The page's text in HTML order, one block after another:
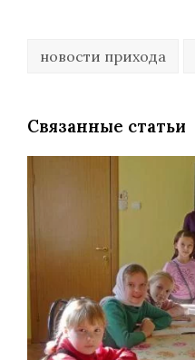
новости прихода
Связанные статьи